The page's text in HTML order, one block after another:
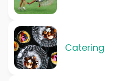
Catering